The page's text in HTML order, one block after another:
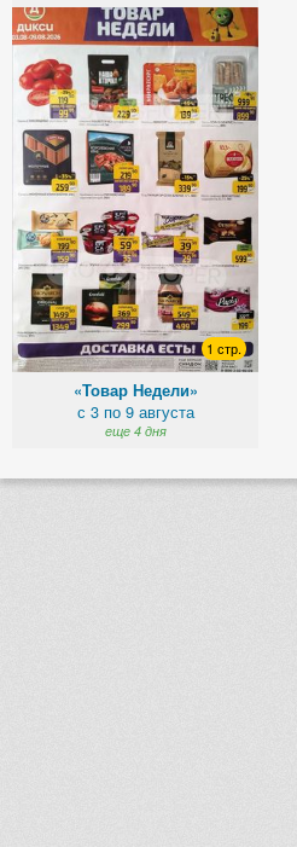
1 стр.
«Товар Недели»
с 3 по 9 августа
еще 4 дня